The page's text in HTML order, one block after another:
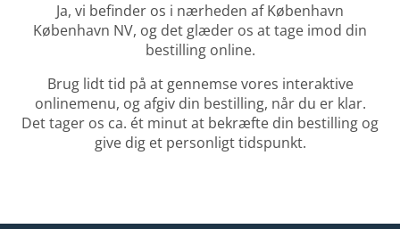
Ja, vi befinder os i nærheden af København
København NV, og det glæder os at tage imod din
bestilling online.
Brug lidt tid på at gennemse vores interaktive
onlinemenu, og afgiv din bestilling, når du er klar.
Det tager os ca. ét minut at bekræfte din bestilling og
give dig et personligt tidspunkt.